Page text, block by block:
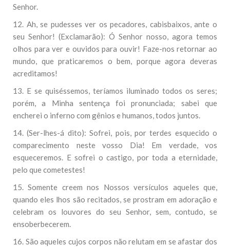
Senhor.
12. Ah, se pudesses ver os pecadores, cabisbaixos, ante o
seu Senhor! (Exclamarão): Ó Senhor nosso, agora temos
olhos para ver e ouvidos para ouvir! Faze-nos retornar ao
mundo, que praticaremos o bem, porque agora deveras
acreditamos!
13. E se quiséssemos, teríamos iluminado todos os seres;
porém, a Minha sentença foi pronunciada; sabei que
encherei o inferno com gênios e humanos, todos juntos.
14. (Ser-lhes-á dito): Sofrei, pois, por terdes esquecido o
comparecimento neste vosso Dia! Em verdade, vos
esqueceremos. E sofrei o castigo, por toda a eternidade,
pelo que cometestes!
15. Somente creem nos Nossos versículos aqueles que,
quando eles lhos são recitados, se prostram em adoração e
celebram os louvores do seu Senhor, sem, contudo, se
ensoberbecerem.
16. São aqueles cujos corpos não relutam em se afastar dos